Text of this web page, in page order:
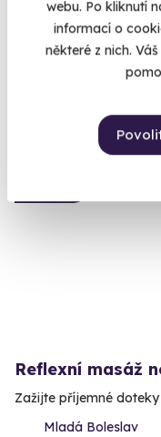
webu. Po kliknutí
informací o
některé z nich.
Benešov
(+ 41 dalších
Reflexní masáž
Zažijte příjemné
Mladá Boleslav